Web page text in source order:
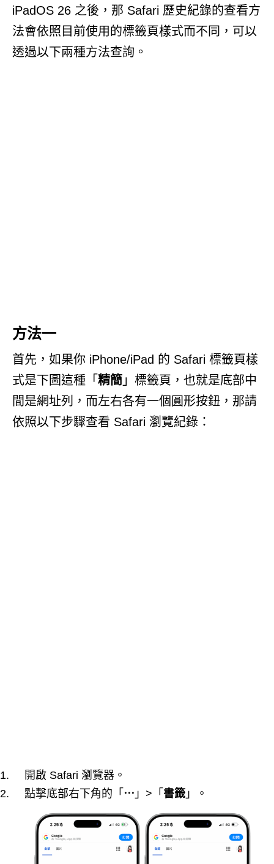
iPadOS 26 之後，那 Safari 歷史紀錄的查看方
法會依照目前使用的標籤頁樣式而不同，可以
透過以下兩種方法查詢。
方法一
首先，如果你 iPhone/iPad 的 Safari 標籤頁樣
式是下圖這種「 精簡 」標籤頁，也就是底部中
間是網址列，而左右各有一個圓形按鈕，那請
依照以下步驟查看 Safari 瀏覽紀錄：
開啟 Safari 瀏覽器。
點擊底部右下角的「 ⋯ 」>「 書籤 」。